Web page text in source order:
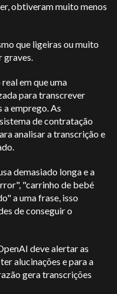
obtiveram muito menos
que ligeiras ou muito
graves.
em que uma
para transcrever
emprego. As
de contratação
analisar a transcrição e
demasiado longa e a
"carrinho de bebé
a uma frase, isso
de conseguir o
deve alertar as
alucinações e para a
gera transcrições